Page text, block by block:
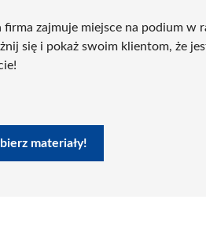
firma zajmuje miejsce na podium w
się i pokaż swoim klientom, że
materiały!